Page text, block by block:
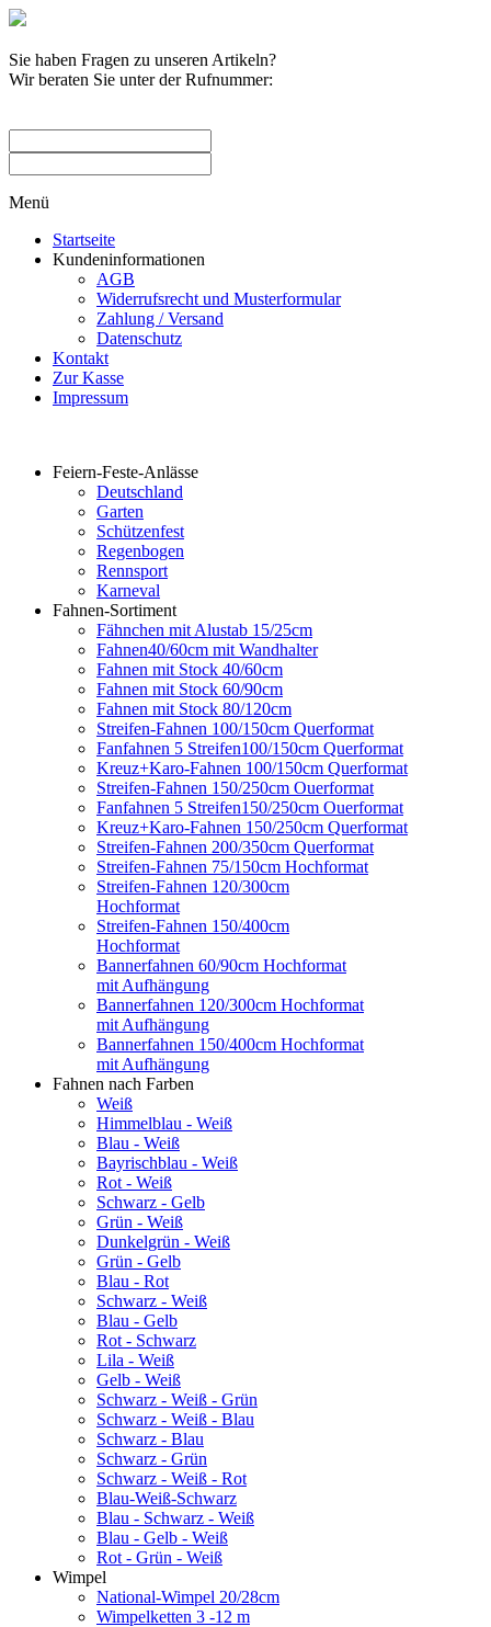
Sie haben Fragen zu unseren Artikeln?
Wir beraten Sie unter der Rufnummer:
Menü
Startseite
Kundeninformationen
AGB
Widerrufsrecht und Musterformular
Zahlung / Versand
Datenschutz
Kontakt
Zur Kasse
Impressum
Feiern-Feste-Anlässe
Deutschland
Garten
Schützenfest
Regenbogen
Rennsport
Karneval
Fahnen-Sortiment
Fähnchen mit Alustab 15/25cm
Fahnen40/60cm mit Wandhalter
Fahnen mit Stock 40/60cm
Fahnen mit Stock 60/90cm
Fahnen mit Stock 80/120cm
Streifen-Fahnen 100/150cm Querformat
Fanfahnen 5 Streifen100/150cm Querformat
Kreuz+Karo-Fahnen 100/150cm Querformat
Streifen-Fahnen 150/250cm Ouerformat
Fanfahnen 5 Streifen150/250cm Ouerformat
Kreuz+Karo-Fahnen 150/250cm Querformat
Streifen-Fahnen 200/350cm Querformat
Streifen-Fahnen 75/150cm Hochformat
Streifen-Fahnen 120/300cm
Hochformat
Streifen-Fahnen 150/400cm
Hochformat
Bannerfahnen 60/90cm Hochformat
mit Aufhängung
Bannerfahnen 120/300cm Hochformat
mit Aufhängung
Bannerfahnen 150/400cm Hochformat
mit Aufhängung
Fahnen nach Farben
Weiß
Himmelblau - Weiß
Blau - Weiß
Bayrischblau - Weiß
Rot - Weiß
Schwarz - Gelb
Grün - Weiß
Dunkelgrün - Weiß
Grün - Gelb
Blau - Rot
Schwarz - Weiß
Blau - Gelb
Rot - Schwarz
Lila - Weiß
Gelb - Weiß
Schwarz - Weiß - Grün
Schwarz - Weiß - Blau
Schwarz - Blau
Schwarz - Grün
Schwarz - Weiß - Rot
Blau-Weiß-Schwarz
Blau - Schwarz - Weiß
Blau - Gelb - Weiß
Rot - Grün - Weiß
Wimpel
National-Wimpel 20/28cm
Wimpelketten 3 -12 m